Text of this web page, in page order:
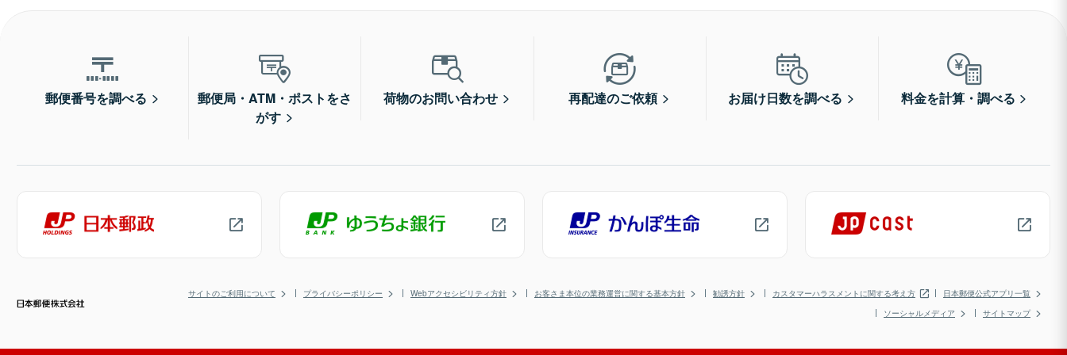
郵便番号を調べる
郵便局・ATM・ポストをさ
がす
荷物のお問い合わせ 再配達のご依頼 お届け日数を調べる 料金を計算・調べる
サイトのご利用について プライバシーポリシー Webアクセシビリティ方針 お客さま本位の業務運営に関する基本方針 勧誘方針 カスタマーハラスメントに関する考え方
日本郵便公式アプリ一覧
ソーシャルメディア
サイトマップ